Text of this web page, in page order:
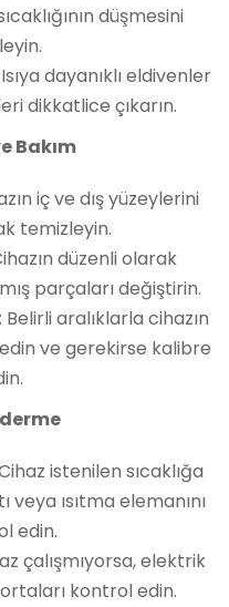
düşmesini
dayanıklı eldivenler
dikkatlice çıkarın.
Bakım
iç ve dış yüzeylerini
temizleyin.
düzenli olarak
parçaları değiştirin.
: Belirli aralıklarla cihazın
ve gerekirse kalibre
istenilen sıcaklığa
ısıtma elemanını
edin.
çalışmıyorsa, elektrik
kontrol edin.